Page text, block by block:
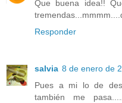
Que buena idea!!
Responder
salvia 8 de enero de
Pues a mi lo de
también me